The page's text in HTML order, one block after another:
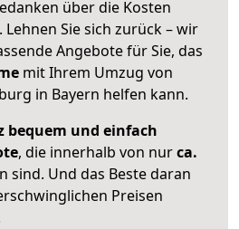
über die Kosten
Sie sich zurück – wir
Angebote für Sie, das
mit Ihrem Umzug von
in Bayern helfen kann.
bequem und einfach
, die innerhalb von nurca.
sind. Und das Beste daran
Preisen